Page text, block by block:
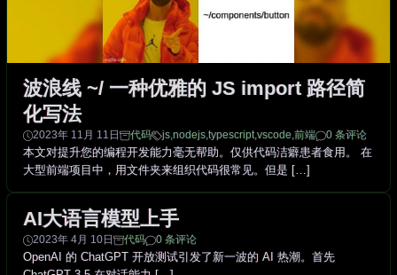
波浪线 ~/ 一种优雅的 JS import 路径简
化写法
2023年 11月 11日 代码 js,nodejs,typescript,vscode,前端
0 条评论
本文对提升您的编程开发能力毫无帮助。仅供代码洁癖患者食用。 在
大型前端项目中，用文件夹来组织代码很常见。但是 […]
AI大语言模型上手
2023年 4月 10日 代码
0 条评论
OpenAI 的 ChatGPT 开放测试引发了新一波的 AI 热潮。首先